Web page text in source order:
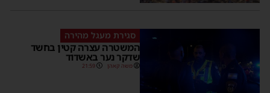
סגירת מעגל מהירה
המשטרה עצרה קטין בחשד
שדקר נער באשדוד
משה קאהן 21:59